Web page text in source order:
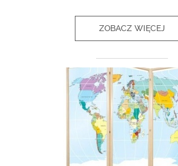
ZOBACZ WIĘCEJ